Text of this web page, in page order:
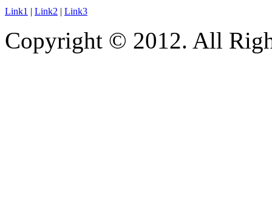
Link1 | Link2 | Link3
Copyright © 2012. All